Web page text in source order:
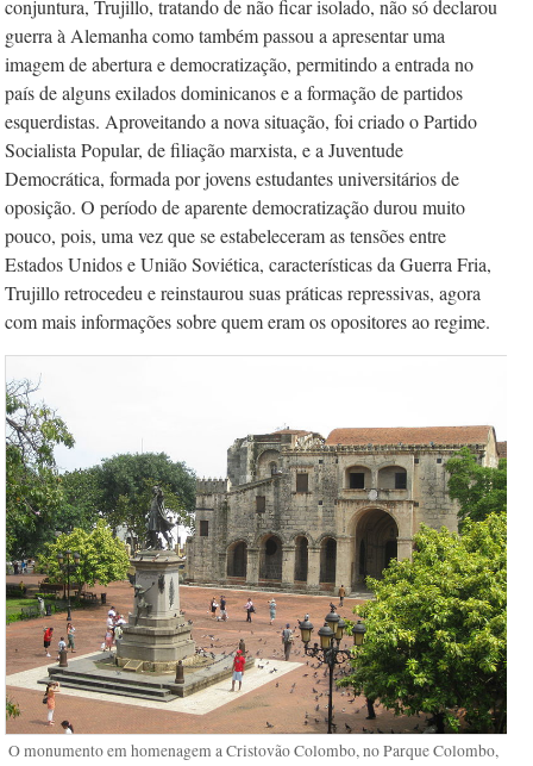
conjuntura, Trujillo, tratando de não ficar isolado, não só declarou
guerra à Alemanha como também passou a apresentar uma
imagem de abertura e democratização, permitindo a entrada no
país de alguns exilados dominicanos e a formação de partidos
esquerdistas. Aproveitando a nova situação, foi criado o Partido
Socialista Popular, de filiação marxista, e a Juventude
Democrática, formada por jovens estudantes universitários de
oposição. O período de aparente democratização durou muito
pouco, pois, uma vez que se estabeleceram as tensões entre
Estados Unidos e União Soviética, características da Guerra Fria,
Trujillo retrocedeu e reinstaurou suas práticas repressivas, agora
com mais informações sobre quem eram os opositores ao regime.
O monumento em homenagem a Cristovão Colombo, no Parque Colombo,